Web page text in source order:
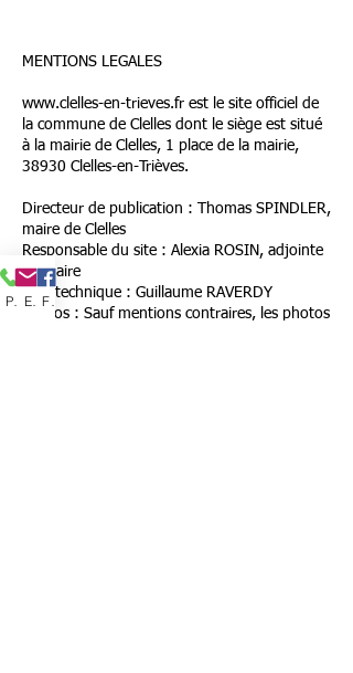
MENTIONS LEGALES
www.clelles-en-trieves.fr est le site officiel de
la commune de Clelles dont le siège est situé
à la mairie de Clelles, 1 place de la mairie,
38930 Clelles-en-Trièves.
Directeur de publication : Thomas SPINDLER,
maire de Clelles
Responsable du site : Alexia ROSIN, adjointe
au maire
Aide technique : Guillaume RAVERDY
Photos : Sauf mentions contraires, les photos
Phone Email Facebook